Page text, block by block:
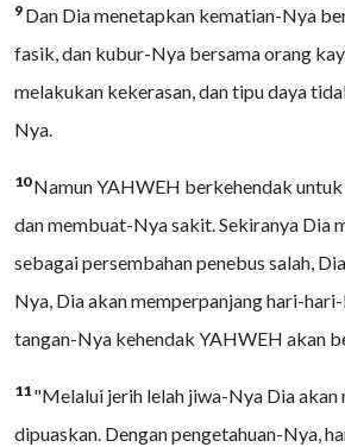
9 Dan Dia menetapkan kematian-Nya
fasik, dan kubur-Nya bersama orang
melakukan kekerasan, dan tipu daya
Nya.
10Namun YAHWEH berkehendak
dan membuat-Nya sakit. Sekiranya Dia
sebagai persembahan penebus salah,
Nya, Dia akan memperpanjang hari-
tangan-Nya kehendak YAHWEH akan
11 "Melalui jerih lelah jiwa-Nya Dia akan
dipuaskan. Dengan pengetahuan-Nya,